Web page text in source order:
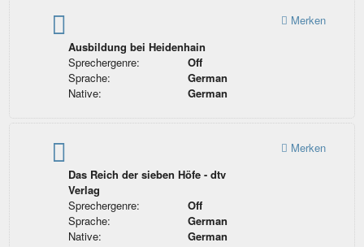
Ausbildung bei Heidenhain
Sprechergenre:
Off
Sprache:
German
Native:
German
Merken
Das Reich der sieben Höfe - dtv
Verlag
Sprechergenre:
Off
Sprache:
German
Native:
German
Merken